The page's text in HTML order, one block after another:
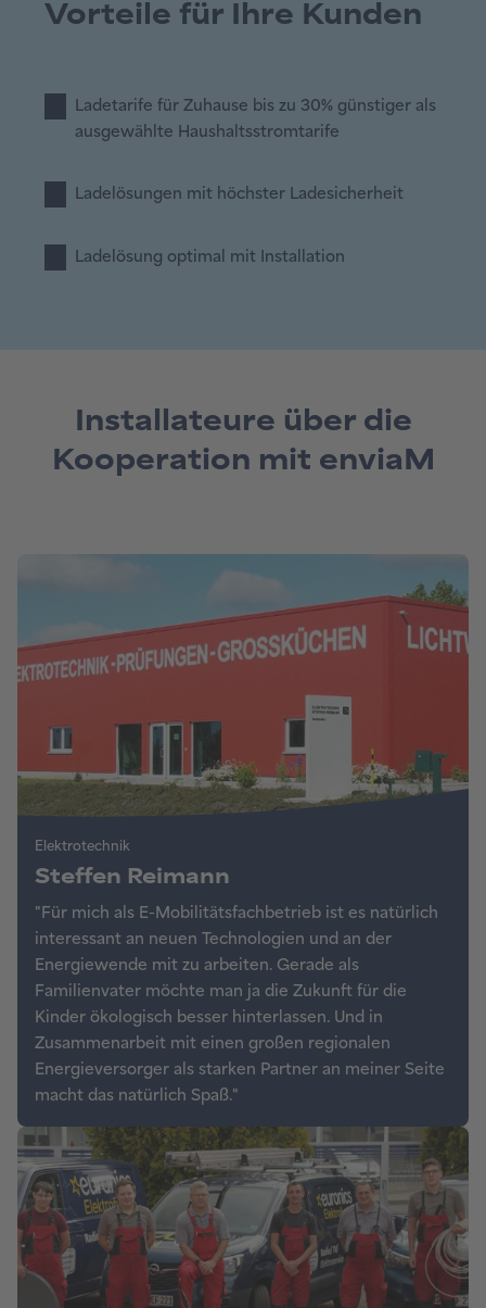
Vorteile für Ihre Kunden
Ladetarife für Zuhause bis zu 30% günstiger als
ausgewählte Haushaltsstromtarife
Ladelösungen mit höchster Ladesicherheit
Ladelösung optimal mit Installation
Installateure über die
Kooperation mit enviaM